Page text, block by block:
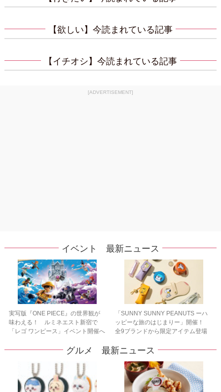
【欲しい】今読まれている記事
【イチオシ】今読まれている記事
[ADVERTISEMENT]
イベント 最新ニュース
実写版『ONE PIECE』の世界観が
味わえる！ ルミネエスト新宿で
「レゴ ワンピース」イベント開催へ
「SUNNY SUNNY PEANUTS ーハ
ッピーな旅のはじまりー」開催！
全9ブランドから限定アイテム登場
グルメ 最新ニュース